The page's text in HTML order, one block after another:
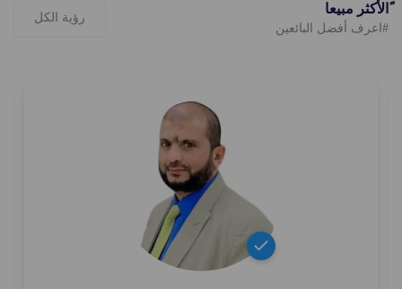
ًالأكثر مبيعا
#اعرف أفضل البائعين
رؤية الكل